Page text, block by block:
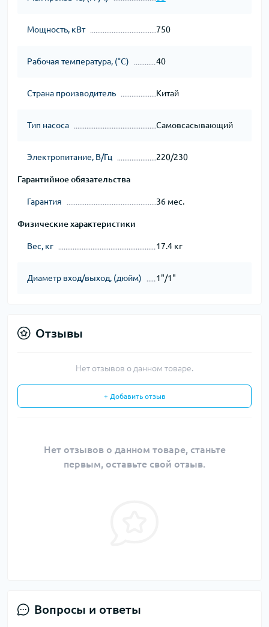
Мощность, кВт 750
Рабочая температура, (°С) 40
Страна производитель Китай
Тип насоса Cамовсасывающий
Электропитание, В/Гц 220/230
Гарантийное обязательства
Гарантия 36 мес.
Физические характеристики
Вес, кг 17.4 кг
Диаметр вход/выход, (дюйм) 1"/1"
Отзывы
Нет отзывов о данном товаре.
+ Добавить отзыв
Нет отзывов о данном товаре, станьте
первым, оставьте свой отзыв.
Вопросы и ответы